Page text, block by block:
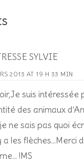
SYLVIE
2013 AT 19 H 33 MIN
suis intéressée
des animaux
ne sais pas quoi
a les flèches…Merci
!MS